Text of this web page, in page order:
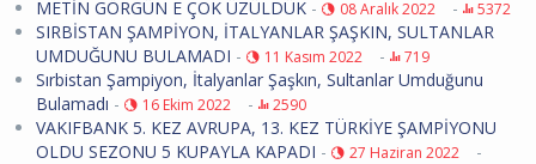
METİN GÖRGÜN E ÇOK ÜZÜLDÜK - 08 Aralık 2022 - 5372
SIRBİSTAN ŞAMPİYON, İTALYANLAR ŞAŞKIN, SULTANLAR
UMDUĞUNU BULAMADI - 11 Kasım 2022 - 719
Sırbistan Şampiyon, İtalyanlar Şaşkın, Sultanlar Umduğunu
Bulamadı - 16 Ekim 2022 - 2590
VAKIFBANK 5. KEZ AVRUPA, 13. KEZ TÜRKİYE ŞAMPİYONU
OLDU SEZONU 5 KUPAYLA KAPADI - 27 Haziran 2022 -